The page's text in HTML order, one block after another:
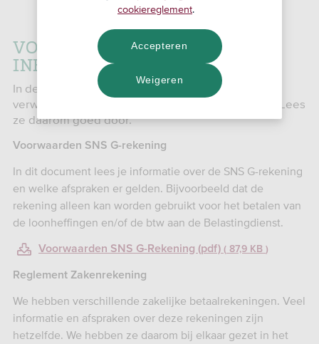
VOORWAARDEN EN ANDERE
INFORMATIE SNS G-REKENING
In de voorwaarden staat wat je van ons kunt
verwachten. Maar ook wat wij van jou verwachten. Lees
ze daarom goed door.
Voorwaarden SNS G-rekening
In dit document lees je informatie over de SNS G-rekening
en welke afspraken er gelden. Bijvoorbeeld dat de
rekening alleen kan worden gebruikt voor het betalen van
de loonheffingen en/of de btw aan de Belastingdienst.
Voorwaarden SNS G-Rekening (pdf) 87,9 KB
Reglement Zakenrekening
We hebben verschillende zakelijke betaalrekeningen. Veel
informatie en afspraken over deze rekeningen zijn
hetzelfde. We hebben ze daarom bij elkaar gezet in het
cookiereglement.
Weigeren
Accepteren